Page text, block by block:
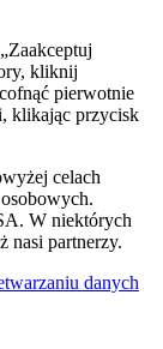
kliknij
pierwotnie
klikając przycisk
celach
W niektórych
nasi partnerzy.
danych